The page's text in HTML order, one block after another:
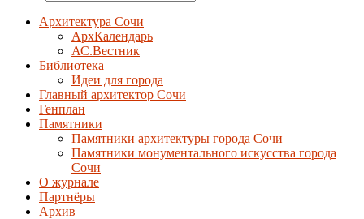
Архитектура Сочи
АрхКалендарь
АС.Вестник
Библиотека
Идеи для города
Главный архитектор Сочи
Генплан
Памятники
Памятники архитектуры города Сочи
Памятники монументального искусства города
Сочи
О журнале
Партнёры
Архив